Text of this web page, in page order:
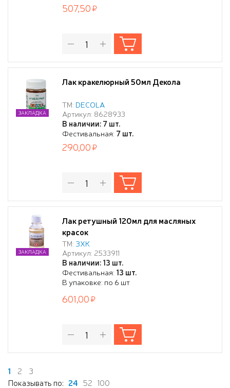
507,50
Лак кракелюрный 50мл Декола
ТМ: DECOLA
Артикул: 8628933
В наличии: 7 шт.
Фестивальная: 7 шт.
ЗАКЛАДКА
290,00
Лак ретушный 120мл для масляных
красок
ТМ: ЗХК
Артикул: 2533911
В наличии: 13 шт.
Фестивальная: 13 шт.
В упаковке: по 6 шт
ЗАКЛАДКА
601,00
1 2
3
Показывать по: 24 52 100